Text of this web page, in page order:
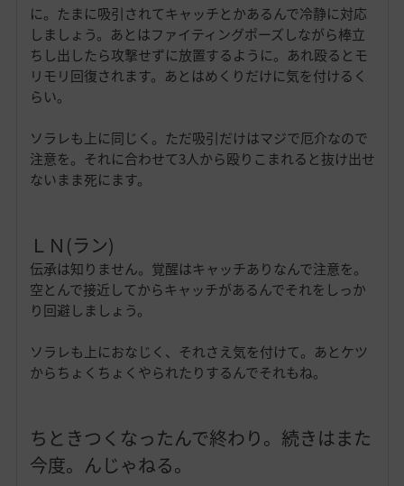
に。たまに吸引されてキャッチとかあるんで冷静に対応
しましょう。あとはファイティングポーズしながら棒立
ちし出したら攻撃せずに放置するように。あれ殴るとモ
リモリ回復されます。あとはめくりだけに気を付けるく
らい。
ソラレも上に同じく。ただ吸引だけはマジで厄介なので
注意を。それに合わせて3人から殴りこまれると抜け出せ
ないまま死にます。
ＬＮ(ラン)
伝承は知りません。覚醒はキャッチありなんで注意を。
空とんで接近してからキャッチがあるんでそれをしっか
り回避しましょう。
ソラレも上におなじく、それさえ気を付けて。あとケツ
からちょくちょくやられたりするんでそれもね。
ちときつくなったんで終わり。続きはまた
今度。んじゃねる。